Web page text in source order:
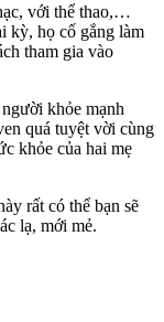
với thể thao,…
kỳ, họ cố gắng làm
tham gia vào
khỏe mạnh
quá tuyệt vời cùng
khỏe của hai mẹ
rất có thể bạn sẽ
lạ, mới mẻ.